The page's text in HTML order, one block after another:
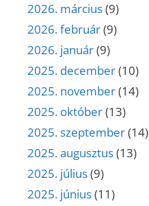
2026. március(9)
2026. február(9)
2026. január(9)
2025. december(10)
2025. november(14)
2025. október(13)
2025. szeptember(14)
2025. augusztus(13)
2025. július(9)
2025. június(11)